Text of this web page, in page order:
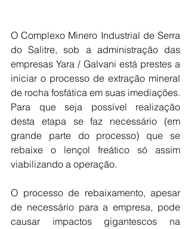
O Complexo Minero Industrial de Serra
do Salitre, sob a administração das
empresas Yara / Galvani está prestes a
iniciar o processo de extração mineral
de rocha fosfática em suas imediações.
Para que seja possível realização
desta etapa se faz necessário (em
grande parte do processo) que se
rebaixe o lençol freático só assim
viabilizando a operação.
O processo de rebaixamento, apesar
de necessário para a empresa, pode
causar impactos gigantescos na